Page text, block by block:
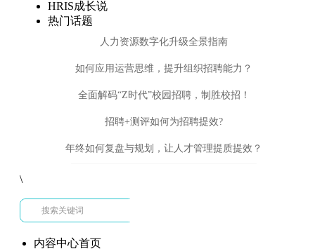
HRIS成长说
热门话题
人力资源数字化升级全景指南
如何应用运营思维，提升组织招聘能力？
全面解码“Z时代”校园招聘，制胜校招！
招聘+测评如何为招聘提效?
年终如何复盘与规划，让人才管理提质提效？
\
内容中心首页